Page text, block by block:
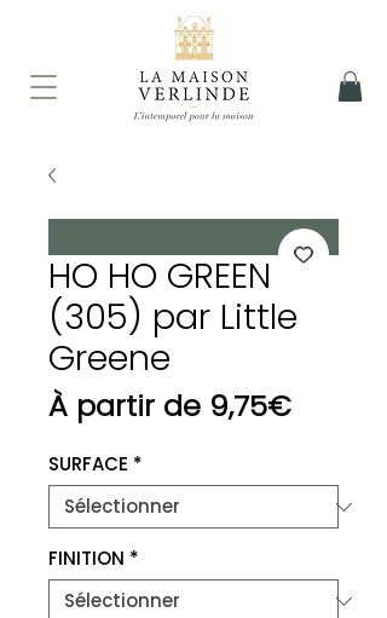
HO HO GREEN
(305) par Little
Greene
À partir de 9,75€Prix
SURFACE *
FINITION *